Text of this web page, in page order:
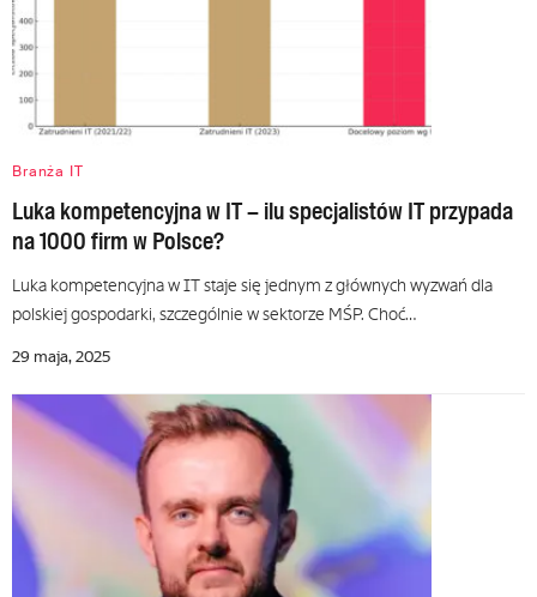
Branża IT
Luka kompetencyjna w IT – ilu specjalistów IT przypada
na 1000 firm w Polsce?
Luka kompetencyjna w IT staje się jednym z głównych wyzwań dla
polskiej gospodarki, szczególnie w sektorze MŚP. Choć…
29 maja, 2025